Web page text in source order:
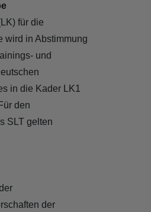
für die
wird in Abstimmung
und
in die Kader LK1
den
SLT gelten
der